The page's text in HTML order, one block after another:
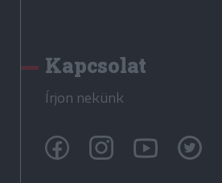
Kapcsolat
Írjon nekünk